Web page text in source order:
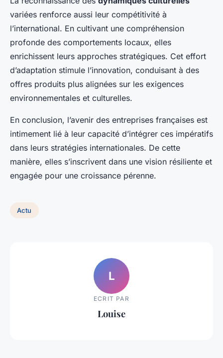
variées renforce aussi leur compétitivité à
l’international. En cultivant une compréhension
profonde des comportements locaux, elles
enrichissent leurs approches stratégiques. Cet effort
d’adaptation stimule l’innovation, conduisant à des
offres produits plus alignées sur les exigences
environnementales et culturelles.
En conclusion, l’avenir des entreprises françaises est
intimement lié à leur capacité d’intégrer ces impératifs
dans leurs stratégies internationales. De cette
manière, elles s’inscrivent dans une vision résiliente et
engagée pour une croissance pérenne.
Actu
L
ECRIT PAR
Louise